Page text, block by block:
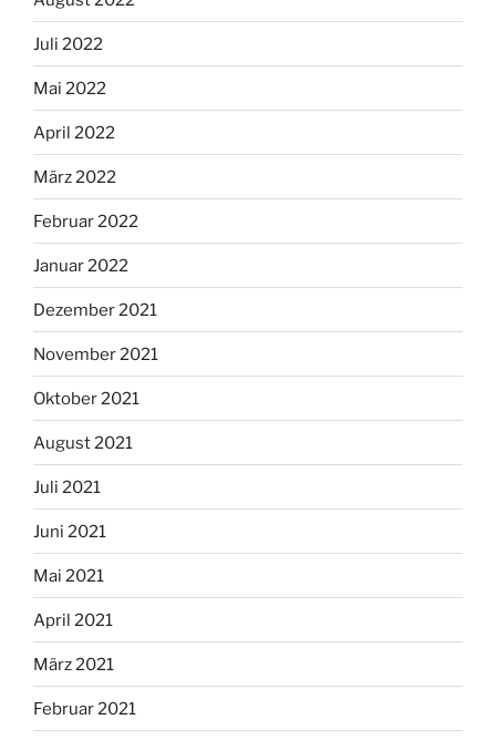
Juli 2022
Mai 2022
April 2022
März 2022
Februar 2022
Januar 2022
Dezember 2021
November 2021
Oktober 2021
August 2021
Juli 2021
Juni 2021
Mai 2021
April 2021
März 2021
Februar 2021